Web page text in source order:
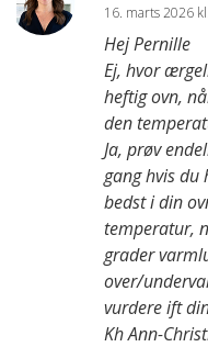
16. marts 2026
Hej Pernille
Ej, hvor
heftig ovn,
den
Ja, prøv
gang hvis du
bedst i din
temperatur,
grader
over/
vurdere ift
Kh Ann-